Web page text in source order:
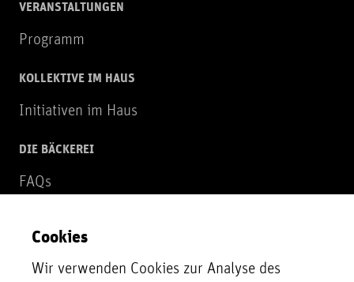
VERANSTALTUNGEN
Programm
KOLLEKTIVE IM HAUS
Initiativen im Haus
DIE BÄCKEREI
FAQs
NEWSLETTER
Zur Newsletter Anmeldung
Cookies
Wir verwenden Cookies zur Analyse des